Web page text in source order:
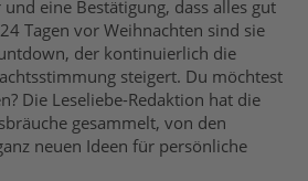
eine Bestätigung, dass alles gut
Tagen vor Weihnachten sind sie
der kontinuierlich die
steigert. Du möchtest
Die Leseliebe-Redaktion hat die
gesammelt, von den
neuen Ideen für persönliche